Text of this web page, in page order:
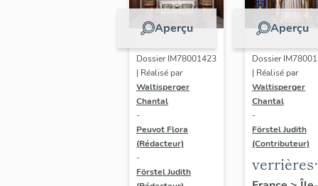
Aperçu
Dossier IM78001423
| Réalisé par
Waltisperger
Chantal
-
Peuvot Flora
(Rédacteur)
-
Förstel Judith
Aperçu
Dossier
| Réalisé par
Waltisperger
Chantal
-
Förstel Judith
(Contributeur)
verrières